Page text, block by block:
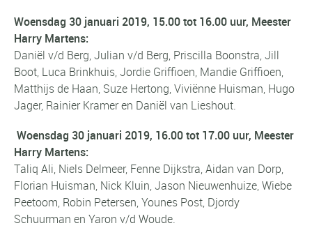
Woensdag 30 januari 2019, 15.00 tot 16.00 uur, Meester
Harry Martens:
Daniël v/d Berg, Julian v/d Berg, Priscilla Boonstra, Jill
Boot, Luca Brinkhuis, Jordie Griffioen, Mandie Griffioen,
Matthijs de Haan, Suze Hertong, Viviënne Huisman, Hugo
Jager, Rainier Kramer en Daniël van Lieshout.
Woensdag 30 januari 2019, 16.00 tot 17.00 uur, Meester
Harry Martens:
Taliq Ali, Niels Delmeer, Fenne Dijkstra, Aidan van Dorp,
Florian Huisman, Nick Kluin, Jason Nieuwenhuize, Wiebe
Peetoom, Robin Petersen, Younes Post, Djordy
Schuurman en Yaron v/d Woude.